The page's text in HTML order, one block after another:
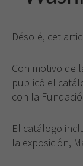
Désolé, cet
Con motivo de
publicó el
con la
El catálogo
la exposición,